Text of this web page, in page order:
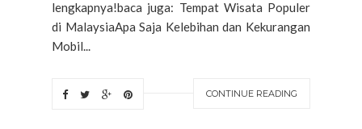
lengkapnya!baca juga: Tempat Wisata Populer
di MalaysiaApa Saja Kelebihan dan Kekurangan
Mobil...
CONTINUE READING